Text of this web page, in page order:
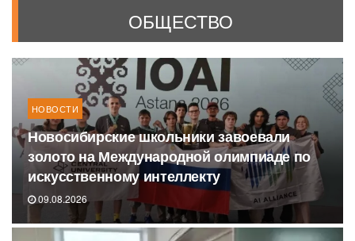
ОБЩЕСТВО
НОВОСТИ
Новосибирские школьники завоевали
золото на Международной олимпиаде по
искусственному интеллекту
09.08.2026